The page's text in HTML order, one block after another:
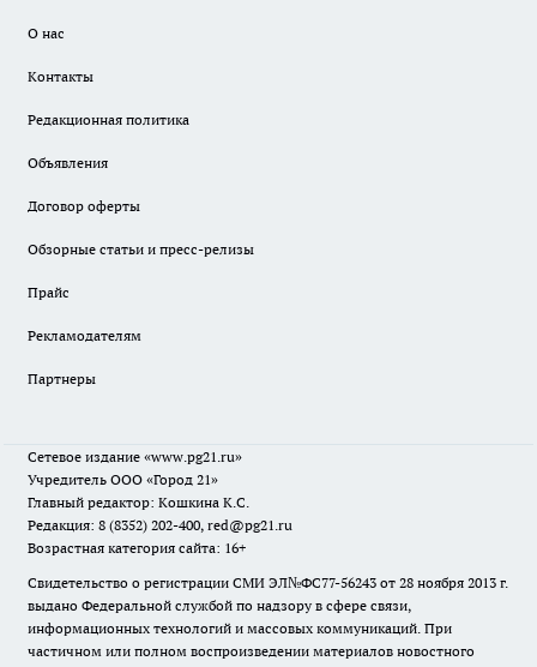
О нас
Контакты
Редакционная политика
Объявления
Договор оферты
Обзорные статьи и пресс-релизы
Прайс
Рекламодателям
Партнеры
Сетевое издание «www.pg21.ru»
Учредитель ООО «Город 21»
Главный редактор: Кошкина К.С.
Редакция: 8 (8352) 202-400, red@pg21.ru
Возрастная категория сайта: 16+
Свидетельство о регистрации СМИ ЭЛ№ФС77-56243 от 28 ноября 2013 г.
выдано Федеральной службой по надзору в сфере связи,
информационных технологий и массовых коммуникаций. При
частичном или полном воспроизведении материалов новостного